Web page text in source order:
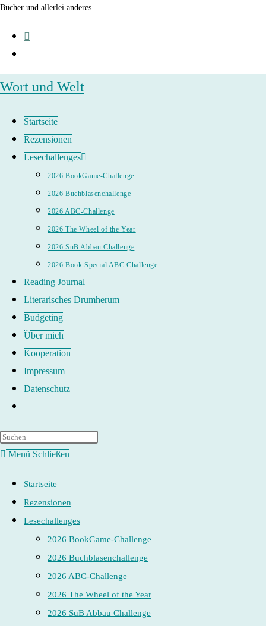
Zum
springen
Bücher und allerlei anderes
Wort und Welt
Startseite
Rezensionen
Lesechallenges
2026 BookGame-Challenge
2026 Buchblasenchallenge
2026 ABC-Challenge
2026 The Wheel of the Year
2026 SuB Abbau Challenge
2026 Book Special ABC Challenge
Reading Journal
Literarisches Drumherum
Budgeting
Über mich
Kooperation
Impressum
Datenschutz
umschalten
Menü Schließen
Startseite
Rezensionen
Lesechallenges
2026 BookGame-Challenge
2026 Buchblasenchallenge
2026 ABC-Challenge
2026 The Wheel of the Year
2026 SuB Abbau Challenge